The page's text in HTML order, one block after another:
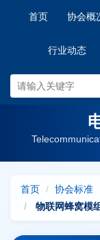
首页 协会概
行业动态
首页
协会标准
物联网蜂窝模